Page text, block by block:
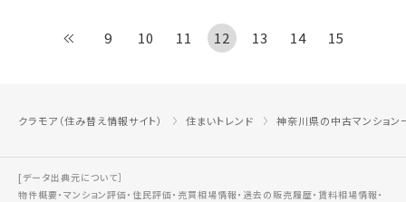
9 10 11 12 13 14 15
クラモア（住み替え情報サイト） 住まいトレンド 神奈川県の中古マンション
[データ出典元について］
物件概要・マンション評価・住民評価・売買相場情報・過去の販売履歴・賃料相場情報・